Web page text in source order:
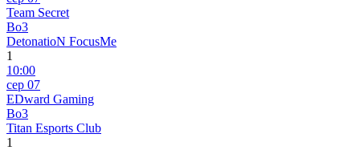
Team Secret
Bo3
DetonatioN FocusMe
1
10:00
сер 07
EDward Gaming
Bo3
Titan Esports Club
1